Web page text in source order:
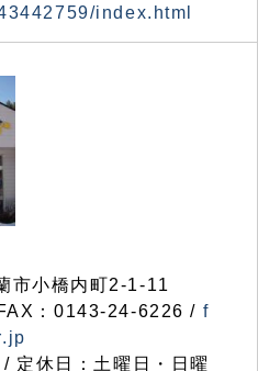
index.html
小橋内町2-1-11
：0143-24-6226 / f
定休日：土曜日・日曜